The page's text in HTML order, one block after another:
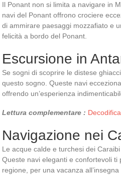
Il Ponant non si limita a navigare in
navi del Ponant offrono crociere
di ammirare paesaggi mozzafiato e
felicità a bordo del Ponant.
Escursione in
Se sogni di scoprire le distese
questo sogno. Queste navi
offrendo un’esperienza
Lettura complementare :
Navigazione nei
Le acque calde e turchesi dei
Queste navi eleganti e confortevoli
regione, per una vacanza